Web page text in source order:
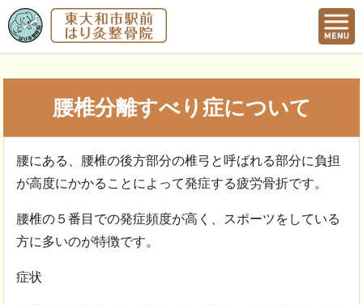
腰椎分離すべり症について
腰にある、腰椎の後方部分の椎弓と呼ばれる部分に負担
が高度にかかることによって発症する疲労骨折です。
腰椎の５番目での発症頻度が高く、スポーツをしている
方に多いのが特徴です。
症状